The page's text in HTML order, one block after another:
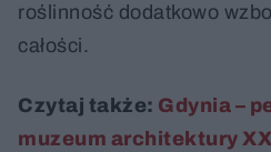
roślinność dodatkowo
całości.
Czytaj także: Gdynia –
muzeum architektury XX